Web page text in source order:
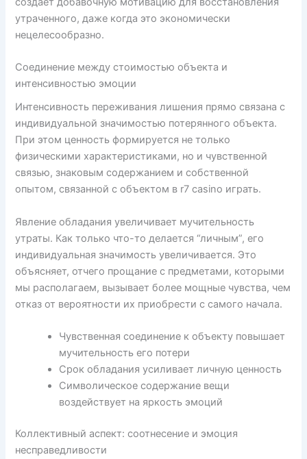
утраченного, даже когда это экономически
нецелесообразно.
Соединение между стоимостью объекта и
интенсивностью эмоции
Интенсивность переживания лишения прямо связана с
индивидуальной значимостью потерянного объекта.
При этом ценность формируется не только
физическими характеристиками, но и чувственной
связью, знаковым содержанием и собственной
опытом, связанной с объектом в r7 casino играть.
Явление обладания увеличивает мучительность
утраты. Как только что-то делается “личным”, его
индивидуальная значимость увеличивается. Это
объясняет, отчего прощание с предметами, которыми
мы располагаем, вызывает более мощные чувства, чем
отказ от вероятности их приобрести с самого начала.
Чувственная соединение к объекту повышает
мучительность его потери
Срок обладания усиливает личную ценность
Символическое содержание вещи
воздействует на яркость эмоций
Коллективный аспект: соотнесение и эмоция
несправедливости